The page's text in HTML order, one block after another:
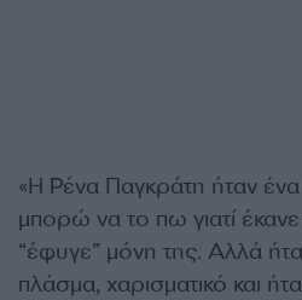
«Η Ρένα Παγκράτη ήταν
μπορώ να το πω γιατί
“έφυγε” μόνη της. Αλλά
πλάσμα, χαρισματικό και